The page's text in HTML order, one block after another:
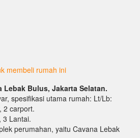
membeli rumah ini
Lebak Bulus, Jakarta Selatan.
spesifikasi utama rumah: Lt/Lb:
2 carport.
3 Lantai.
perumahan, yaitu Cavana Lebak